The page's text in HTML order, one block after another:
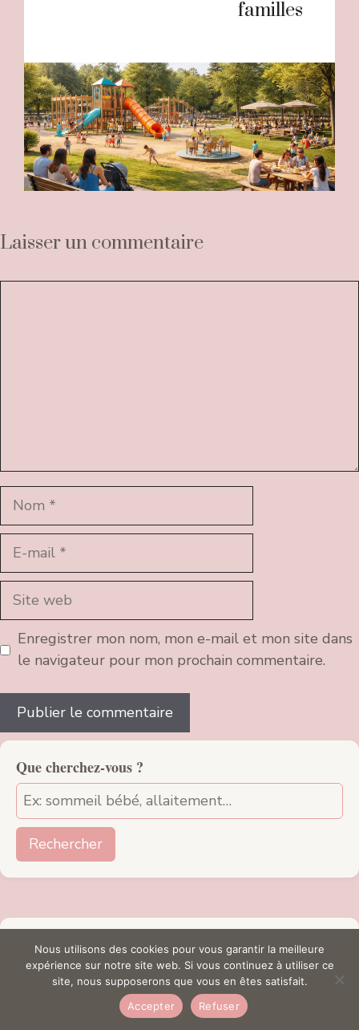
familles
Laisser un commentaire
Nom
Site
Enregistrer mon nom, mon e-mail et mon site dans
le navigateur pour mon prochain commentaire.
Que cherchez-vous ?
Rechercher
Catégories
Grossesse
Nous utilisons des cookies pour vous garantir la meilleure
expérience sur notre site web. Si vous continuez à utiliser ce
site, nous supposerons que vous en êtes satisfait.
Accepter
Refuser